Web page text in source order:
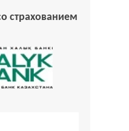
страхованием